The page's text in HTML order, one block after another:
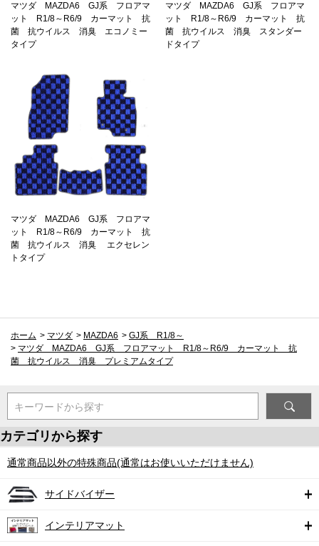
マツダ MAZDA6 GJ系 フロアマ
ット R1/8～R6/9 カーマット 抗
菌 抗ウイルス 消臭 エコノミー
タイプ
マツダ MAZDA6 GJ系 フロアマ
ット R1/8～R6/9 カーマット 抗
菌 抗ウイルス 消臭 スタンダー
ドタイプ
マツダ MAZDA6 GJ系 フロアマ
ット R1/8～R6/9 カーマット 抗
菌 抗ウイルス 消臭 エクセレン
トタイプ
ホーム > マツダ > MAZDA6 > GJ系 R1/8～
> マツダ MAZDA6 GJ系 フロアマット R1/8～R6/9 カーマット 抗
菌 抗ウイルス 消臭 プレミアムタイプ
キーワードから探す
カテゴリから探す
通常商品以外の特殊商品(通常はお使いいただけません)
サイドバイザー
インテリアマット